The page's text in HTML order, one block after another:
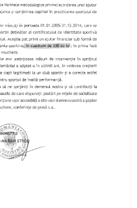
la concursurile
CS Ceahlăul
pe ergometru - Deva
București și Craiova
finală de campionat
juniori III
au fost medaliați la